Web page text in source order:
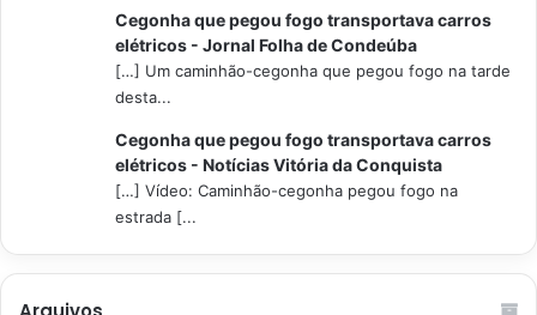
Cegonha que pegou fogo transportava carros
elétricos - Jornal Folha de Condeúba
[…] Um caminhão-cegonha que pegou fogo na tarde
desta...
Cegonha que pegou fogo transportava carros
elétricos - Notícias Vitória da Conquista
[…] Vídeo: Caminhão-cegonha pegou fogo na
estrada [...